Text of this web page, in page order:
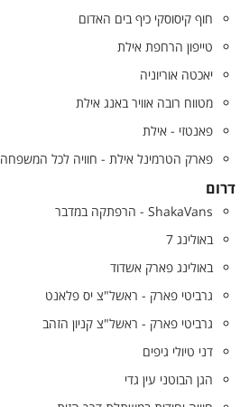
חוף קיסוסקי כיף בים האדום
טייפון הרחפת אילת
יאכטה אוריוניה
מטווח רובה אוויר באנג אילת
פאנטזי - אילת
פארק הטרמינל אילת - חוויה לכל המשפחה
דרום
ShakaVans - הרפתקה במדבר
באולינג 7
באולינג פארק אשדוד
גרביטי פארק - ראשל"צ יס פלאנט
גרביטי פארק - ראשל"צ קניון הזהב
דני טיולי גיפים
הגן הבוטני עין גדי